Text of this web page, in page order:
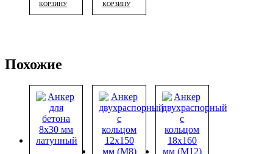
КОРЗИНУ
КОРЗИНУ
Похожие